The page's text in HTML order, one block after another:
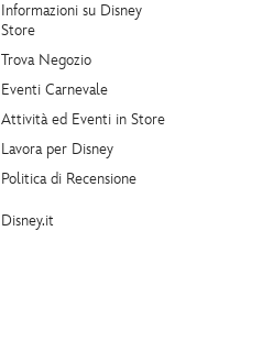
Informazioni su Disney
Store
Trova Negozio
Eventi Carnevale
Attività ed Eventi in Store
Lavora per Disney
Politica di Recensione
Disney.it